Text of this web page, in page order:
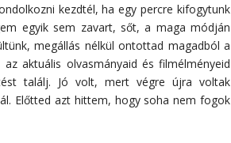
kezdtél, ha egy percre kifogytunk
egyik sem zavart, sőt, a maga módján
megállás nélkül ontottad magadból a
aktuális olvasmányaid és filmélményeid
találj. Jó volt, mert végre újra voltak
Előtted azt hittem, hogy soha nem fogok